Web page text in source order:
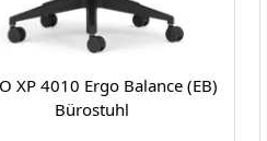
XP 4010 Ergo Balance (EB)
Bürostuhl